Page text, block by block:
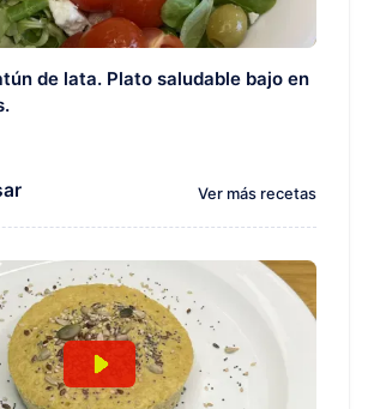
de lata. Plato saludable bajo en
Ver más recetas